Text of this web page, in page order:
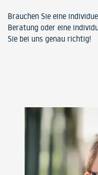
Brauchen Sie eine
Beratung oder eine
Sie bei uns genau richtig!